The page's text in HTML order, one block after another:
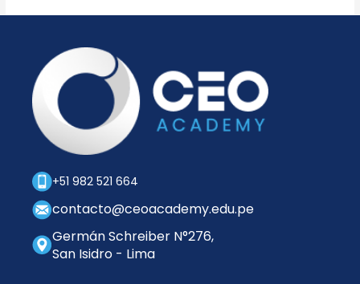
+51 982 521 664
contacto@ceoacademy.edu.pe
Germán Schreiber N°276,
San Isidro - Lima